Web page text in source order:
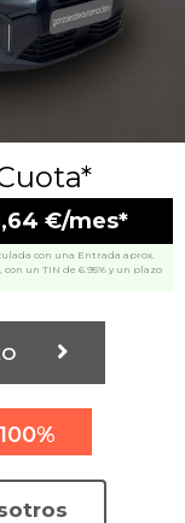
€/mes*
con una Entrada aprox.
con un TIN de 6.95% y un plazo